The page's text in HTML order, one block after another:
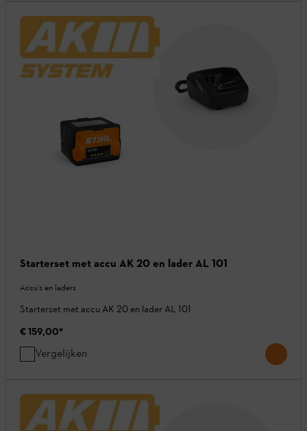
Starterset met accu AK 20 en lader AL 101
Accu’s en laders
Starterset met accu AK 20 en lader AL 101
€ 159,00*
Vergelijken